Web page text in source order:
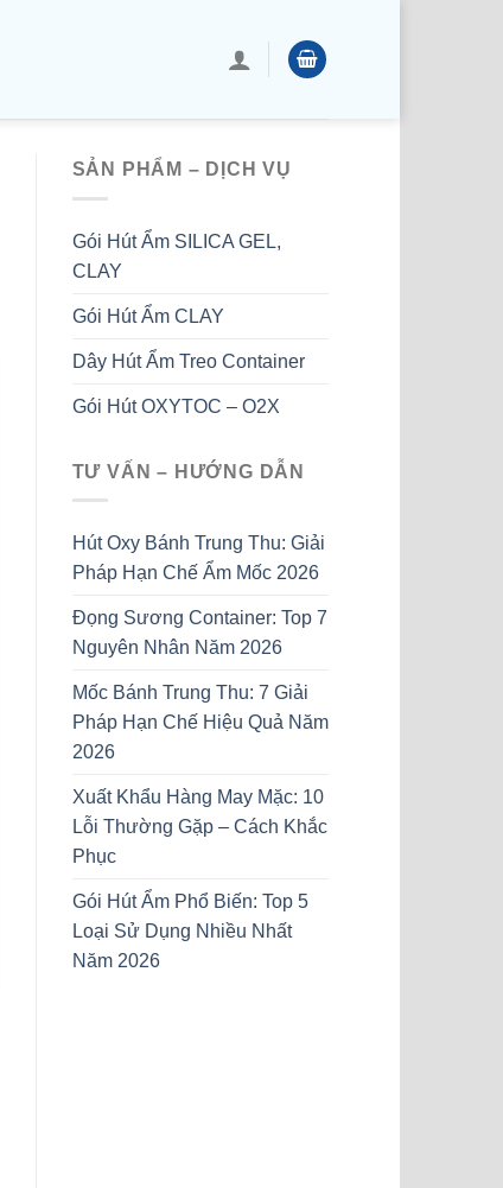
SẢN PHẨM – DỊCH VỤ
Gói Hút Ẩm SILICA GEL,
CLAY
Gói Hút Ẩm CLAY
Dây Hút Ẩm Treo Container
Gói Hút OXYTOC – O2X
TƯ VẤN – HƯỚNG DẪN
Hút Oxy Bánh Trung Thu: Giải
Pháp Hạn Chế Ẩm Mốc 2026
Đọng Sương Container: Top 7
Nguyên Nhân Năm 2026
Mốc Bánh Trung Thu: 7 Giải
Pháp Hạn Chế Hiệu Quả Năm
2026
Xuất Khẩu Hàng May Mặc: 10
Lỗi Thường Gặp – Cách Khắc
Phục
Gói Hút Ẩm Phổ Biến: Top 5
Loại Sử Dụng Nhiều Nhất
Năm 2026